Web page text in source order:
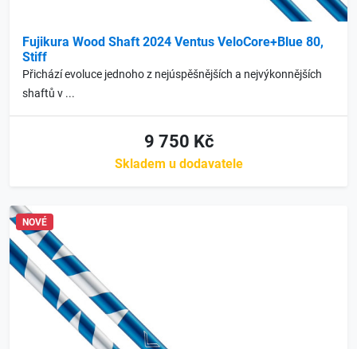
Fujikura Wood Shaft 2024 Ventus VeloCore+Blue 80,
Stiff
Přichází evoluce jednoho z nejúspěšnějších a nejvýkonnějších
shaftů v ...
9 750 Kč
Skladem u dodavatele
NOVÉ